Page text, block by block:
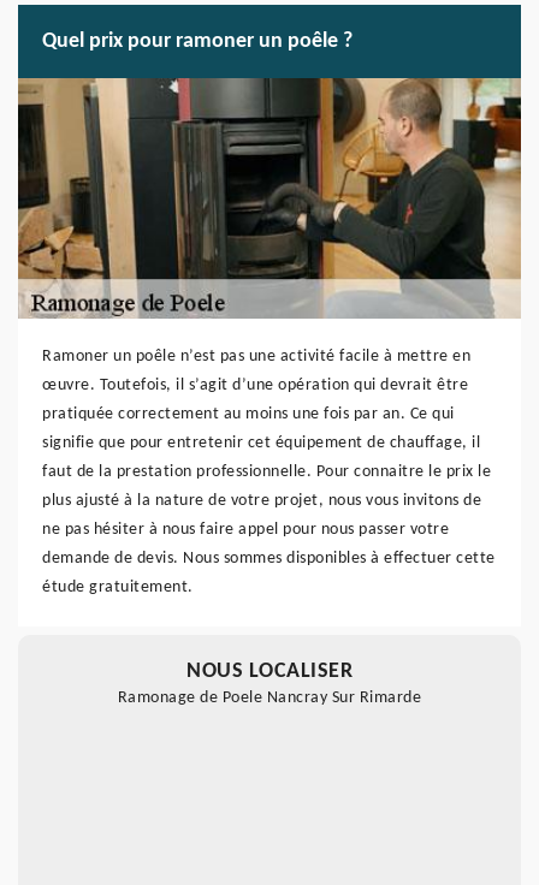
Quel prix pour ramoner un poêle ?
Ramoner un poêle n’est pas une activité facile à mettre en
œuvre. Toutefois, il s’agit d’une opération qui devrait être
pratiquée correctement au moins une fois par an. Ce qui
signifie que pour entretenir cet équipement de chauffage, il
faut de la prestation professionnelle. Pour connaitre le prix le
plus ajusté à la nature de votre projet, nous vous invitons de
ne pas hésiter à nous faire appel pour nous passer votre
demande de devis. Nous sommes disponibles à effectuer cette
étude gratuitement.
NOUS LOCALISER
Ramonage de Poele Nancray Sur Rimarde